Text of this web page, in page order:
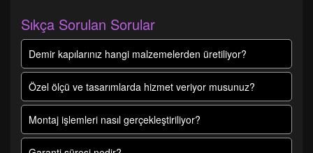
Sıkça Sorulan Sorular
Demir kapılarınız hangi malzemelerden üretiliyor?
Özel ölçü ve tasarımlarda hizmet veriyor musunuz?
Montaj işlemleri nasıl gerçekleştiriliyor?